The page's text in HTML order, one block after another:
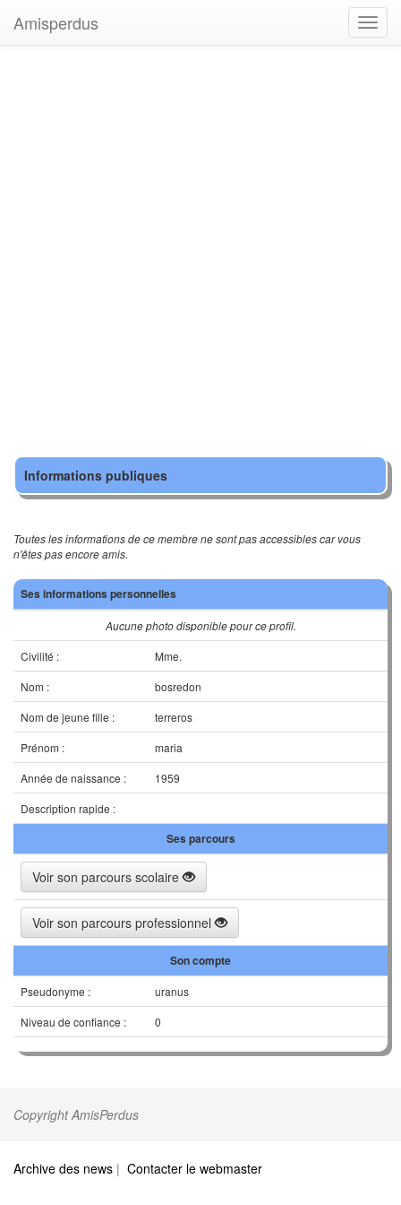
Amisperdus
Informations publiques
Toutes les informations de ce membre ne sont pas accessibles car vous
n'êtes pas encore amis.
Ses informations personnelles
Aucune photo disponible pour ce profil.
Civilité :
Mme.
Nom :
bosredon
Nom de jeune fille :
terreros
Prénom :
maria
Année de naissance :
1959
Description rapide :
Ses parcours
Voir son parcours scolaire
Voir son parcours professionnel
Son compte
Pseudonyme :
uranus
Niveau de confiance :
0
Copyright AmisPerdus
Archive des news | Contacter le webmaster